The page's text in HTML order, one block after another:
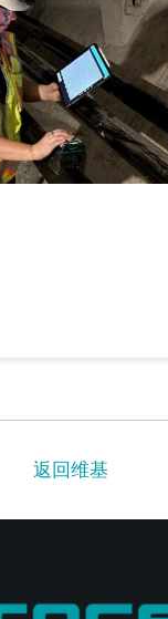
返回维基